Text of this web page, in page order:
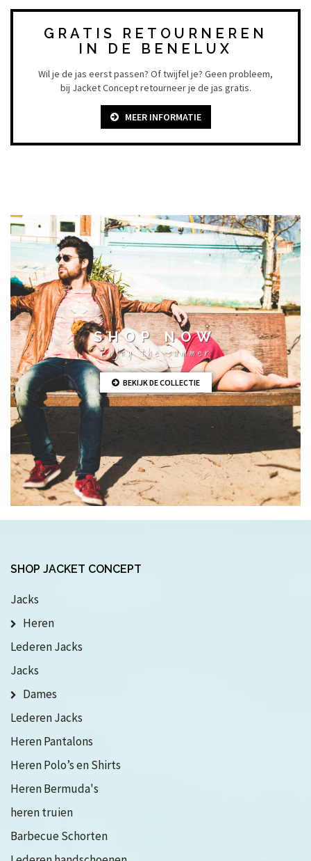
GRATIS RETOURNEREN
IN DE BENELUX
Wil je de jas eerst passen? Of twijfel je? Geen probleem,
bij Jacket Concept retourneer je de jas gratis.
MEER INFORMATIE
SHOP NOW
Enjoy the summer
BEKIJK DE COLLECTIE
SHOP JACKET CONCEPT
Jacks
Heren
Lederen Jacks
Jacks
Dames
Lederen Jacks
Heren Pantalons
Heren Polo’s en Shirts
Heren Bermuda's
heren truien
Barbecue Schorten